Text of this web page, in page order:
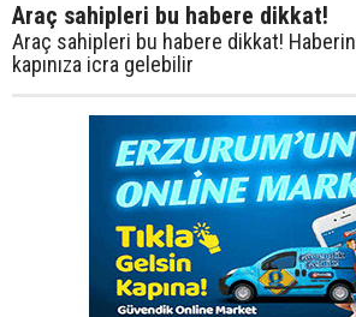
Araç sahipleri bu habere dikkat!
Araç sahipleri bu habere dikkat!
kapınıza icra gelebilir